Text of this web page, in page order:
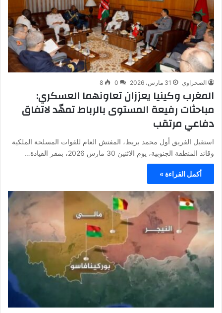
الصحراوي 31 مارس، 2026 0
8
المغرب وكينيا يعززان تعاونهما العسكري:
مباحثات رفيعة المستوى بالرباط تمهّد لاتفاق
دفاعي مرتقب
استقبل الفريق أول محمد بريظ، المفتش العام للقوات المسلحة الملكية
وقائد المنطقة الجنوبية، يوم الاثنين 30 مارس 2026، بمقر القيادة…
أكمل القراءة »